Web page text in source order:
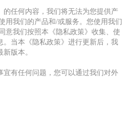
的任何内容，我们将无法为您提供产
用我们的产品和/或服务。您使用我们
意我们按照本《隐私政策》收集、使
。当本《隐私政策》进行更新后，我
版本。
宜有任何问题，您可以通过我们对外